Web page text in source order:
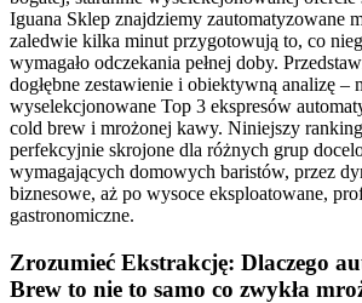
Iguana Sklep znajdziemy zautomatyzowane
zaledwie kilka minut przygotowują to, co
wymagało odczekania pełnej doby.
dogłębne zestawienie i obiektywną analizę –
wyselekcjonowane Top 3 ekspresów
cold brew i mrożonej kawy. Niniejszy
perfekcyjnie skrojone dla różnych grup
wymagających domowych baristów, przez
biznesowe, aż po wysoce eksploatowane,
gastronomiczne.
Zrozumieć Ekstrakcję: Dlaczego
Brew to nie to samo co zwykła